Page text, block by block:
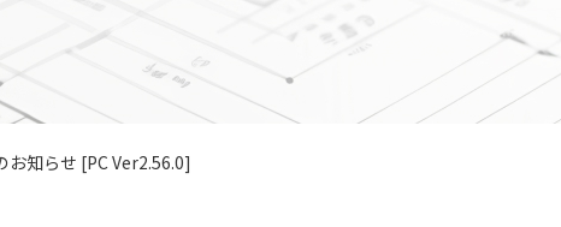
お知らせ [PC Ver2.56.0]